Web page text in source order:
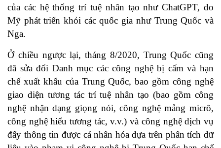
của các hệ thống trí tuệ nhân tạo như ChatGPT, do
Mỹ phát triển khỏi các quốc gia như Trung Quốc và
Nga.
Ở chiều ngược lại, tháng 8/2020, Trung Quốc cũng
đã sửa đổi Danh mục các công nghệ bị cấm và hạn
chế xuất khẩu của Trung Quốc, bao gồm công nghệ
giao diện tương tác trí tuệ nhân tạo (bao gồm công
nghệ nhận dạng giọng nói, công nghệ mảng micrô,
công nghệ hiểu tương tác, v.v.) và công nghệ dịch vụ
đẩy thông tin được cá nhân hóa dựa trên phân tích dữ